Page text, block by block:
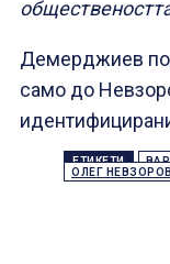
Демерджиев
само до
ЕТИКЕТИ
ОЛЕГ НЕВЗОРОВ